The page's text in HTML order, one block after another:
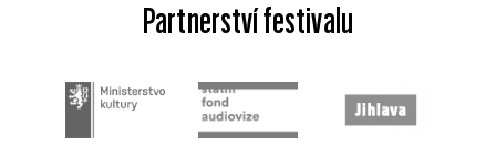
Partnerství festivalu